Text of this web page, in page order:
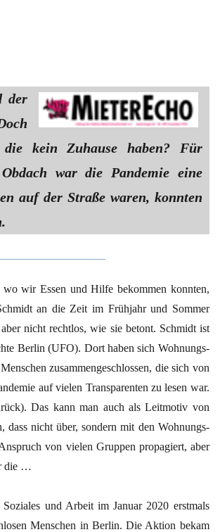
der
kein Zuhause haben? Für
war die Pandemie eine
auf der Straße waren, konnten
wir Essen und Hilfe bekommen konnten,
an die Zeit im Frühjahr und Sommer
nicht rechtlos, wie sie betont. Schmidt ist
Berlin (UFO). Dort haben sich Wohnungs-
zusammengeschlossen, die sich von
auf vielen Transparenten zu lesen war.
Das kann man auch als Leitmotiv von
nicht über, sondern mit den Wohnungs-
von vielen Gruppen propagiert, aber
die …
und Arbeit im Januar 2020 erstmals
Menschen in Berlin. Die Aktion bekam